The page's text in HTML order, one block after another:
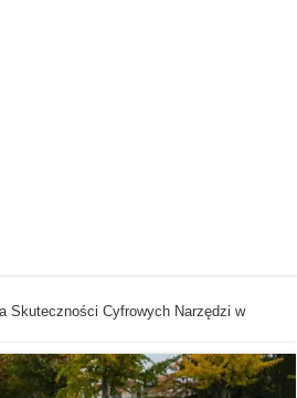
Skuteczności Cyfrowych Narzędzi w